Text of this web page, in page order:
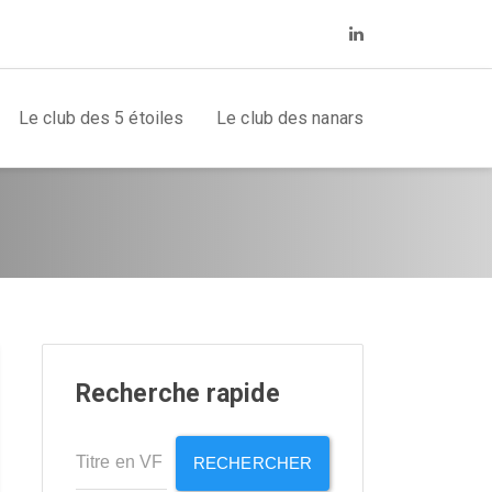
Le club des 5 étoiles Le club des nanars
Recherche rapide
RECHERCHER